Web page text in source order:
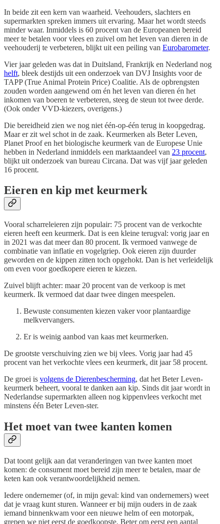
In beide zit een kern van waarheid. Veehouders, slachters en
supermarkten spreken immers uit ervaring. Maar het wordt steeds
minder waar. Inmiddels is 60 procent van de Europeanen bereid
meer te betalen voor vlees en zuivel om het leven van dieren in de
veehouderij te verbeteren, blijkt uit een peiling van Eurobarometer.
Vier jaar geleden was dat in Duitsland, Frankrijk en Nederland nog
helft, bleek destijds uit een onderzoek van DVJ Insights voor de
TAPP (True Animal Protein Price) Coalitie. Als de opbrengsten
zouden worden aangewend om én het leven van dieren én het
inkomen van boeren te verbeteren, steeg de steun tot twee derde.
(Ook onder VVD-kiezers, overigens.)
Die bereidheid zien we nog niet één-op-één terug in koopgedrag.
Maar er zit wel schot in de zaak. Keurmerken als Beter Leven,
Planet Proof en het biologische keurmerk van de Europese Unie
hebben in Nederland inmiddels een marktaandeel van 23 procent,
blijkt uit onderzoek van bureau Circana. Dat was vijf jaar geleden
16 procent.
Eieren en kip met keurmerk
Vooral scharreleieren zijn populair: 75 procent van de verkochte
eieren heeft een keurmerk. Dat is een kleine terugval: vorig jaar en
in 2021 was dat meer dan 80 procent. Ik vermoed vanwege de
combinatie van inflatie en vogelgriep. Ook eieren zijn duurder
geworden en de kippen zitten toch opgehokt. Dan is het verleidelijk
om even voor goedkopere eieren te kiezen.
Zuivel blijft achter: maar 20 procent van de verkoop is met
keurmerk. Ik vermoed dat daar twee dingen meespelen.
Bewuste consumenten kiezen vaker voor plantaardige
melkvervangers.
Er is weinig aanbod van kaas met keurmerken.
De grootste verschuiving zien we bij vlees. Vorig jaar had 45
procent van het verkochte vlees een keurmerk, dit jaar 58 procent.
De groei is volgens de Dierenbescherming, dat het Beter Leven-
keurmerk beheert, vooral te danken aan kip. Sinds dit jaar wordt in
Nederlandse supermarkten alleen nog kippenvlees verkocht met
minstens één Beter Leven-ster.
Het moet van twee kanten komen
Dat toont gelijk aan dat veranderingen van twee kanten moet
komen: de consument moet bereid zijn meer te betalen, maar de
keten kan ook verantwoordelijkheid nemen.
Iedere ondernemer (of, in mijn geval: kind van ondernemers) weet
dat je vraag kunt sturen. Wanneer er bij mijn ouders in de zaak
iemand binnenkwam voor een nieuwe helm of een motorpak,
grepen we niet eerst de goedkoopste. Beter om eerst een aantal